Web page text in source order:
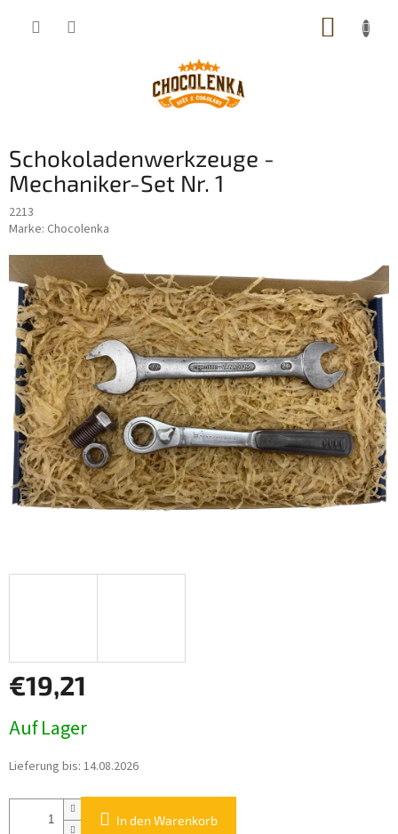
Schokoladenwerkzeuge -
Mechaniker-Set Nr. 1
2213
Marke: Chocolenka
€19,21
Auf Lager
Lieferung bis: 14.08.2026
In den Warenkorb